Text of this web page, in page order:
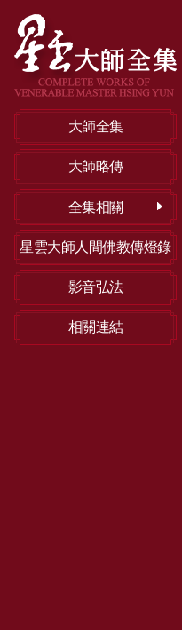
大師全集
大師略傳
全集相關
星雲大師人間佛教傳燈錄
影音弘法
相關連結